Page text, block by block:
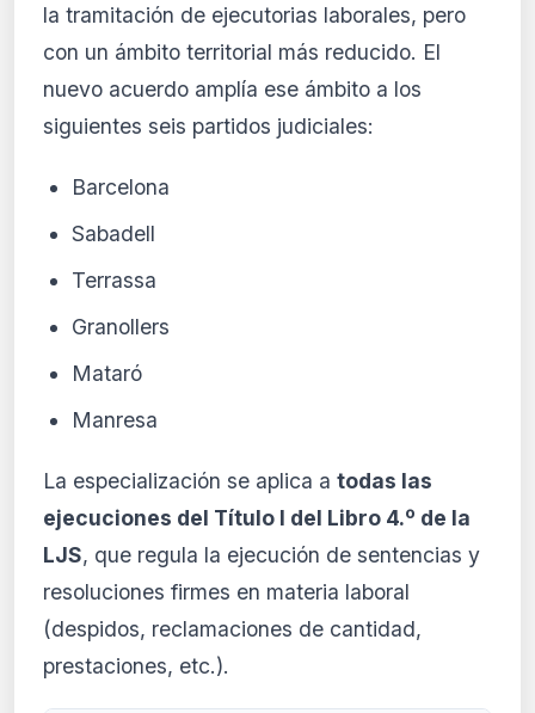
la tramitación de ejecutorias laborales, pero
con un ámbito territorial más reducido. El
nuevo acuerdo amplía ese ámbito a los
siguientes seis partidos judiciales:
Barcelona
Sabadell
Terrassa
Granollers
Mataró
Manresa
La especialización se aplica a todas las
ejecuciones del Título I del Libro 4.º de la
LJS, que regula la ejecución de sentencias y
resoluciones firmes en materia laboral
(despidos, reclamaciones de cantidad,
prestaciones, etc.).